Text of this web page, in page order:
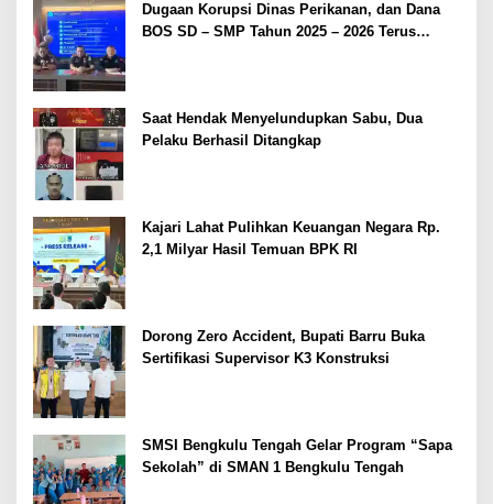
Dugaan Korupsi Dinas Perikanan, dan Dana
BOS SD – SMP Tahun 2025 – 2026 Terus
Saat Hendak Menyelundupkan Sabu, Dua
Pelaku Berhasil Ditangkap
Kajari Lahat Pulihkan Keuangan Negara Rp.
2,1 Milyar Hasil Temuan BPK RI
Dorong Zero Accident, Bupati Barru Buka
Sertifikasi Supervisor K3 Konstruksi
SMSI Bengkulu Tengah Gelar Program “Sapa
Sekolah” di SMAN 1 Bengkulu Tengah